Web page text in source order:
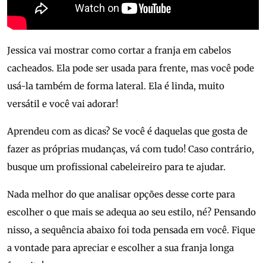
Jessica vai mostrar como cortar a franja em cabelos
cacheados. Ela pode ser usada para frente, mas você pode
usá-la também de forma lateral. Ela é linda, muito
versátil e você vai adorar!
Aprendeu com as dicas? Se você é daquelas que gosta de
fazer as próprias mudanças, vá com tudo! Caso contrário,
busque um profissional cabeleireiro para te ajudar.
Nada melhor do que analisar opções desse corte para
escolher o que mais se adequa ao seu estilo, né? Pensando
nisso, a sequência abaixo foi toda pensada em você. Fique
a vontade para apreciar e escolher a sua franja longa